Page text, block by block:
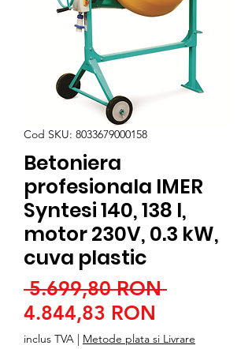
Cod SKU: 8033679000158
Betoniera
profesionala IMER
Syntesi 140, 138 l,
motor 230V, 0.3 kW,
cuva plastic
5.699,80 RON Preț
4.844,83 RON
redus
inclus TVA | Metode plata si Livrare